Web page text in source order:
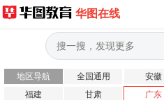
华图在线
地区导航 全国通用 安徽
福建
甘肃 广东